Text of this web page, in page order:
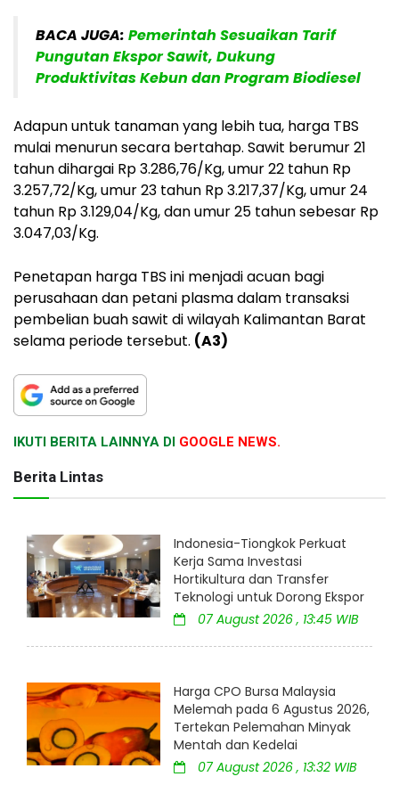
BACA JUGA: Pemerintah Sesuaikan Tarif
Pungutan Ekspor Sawit, Dukung
Produktivitas Kebun dan Program Biodiesel
Adapun untuk tanaman yang lebih tua, harga TBS
mulai menurun secara bertahap. Sawit berumur 21
tahun dihargai Rp 3.286,76/Kg, umur 22 tahun Rp
3.257,72/Kg, umur 23 tahun Rp 3.217,37/Kg, umur 24
tahun Rp 3.129,04/Kg, dan umur 25 tahun sebesar Rp
3.047,03/Kg.
Penetapan harga TBS ini menjadi acuan bagi
perusahaan dan petani plasma dalam transaksi
pembelian buah sawit di wilayah Kalimantan Barat
selama periode tersebut. (A3)
IKUTI BERITA LAINNYA DI GOOGLE NEWS.
Berita Lintas
Indonesia-Tiongkok Perkuat
Kerja Sama Investasi
Hortikultura dan Transfer
Teknologi untuk Dorong Ekspor
07 August 2026 , 13:45 WIB
Harga CPO Bursa Malaysia
Melemah pada 6 Agustus 2026,
Tertekan Pelemahan Minyak
Mentah dan Kedelai
07 August 2026 , 13:32 WIB